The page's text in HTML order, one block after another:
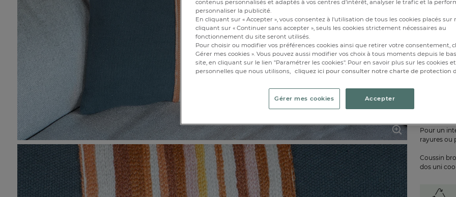
Pour un
rayures ou
Coussin
dos uni
contenus personnalisés et adaptés à vos centres d’intérêt, analyser le trafic et la
personnaliser la publicité.
En cliquant sur « Accepter », vous consentez à l'utilisation de tous les cookies placés sur
cliquant sur « Continuer sans accepter », seuls les cookies strictement nécessaires au
fonctionnement du site seront utilisés.
Pour choisir ou modifier vos préférences cookies ainsi que retirer votre consentement,
Gérer mes cookies ». Vous pouvez aussi modifier vos choix à tous moments depuis le
site, en cliquant sur le lien "Paramétrer les cookies". Pour en savoir plus sur les cookies
personnelles que nous utilisons, cliquez ici pour consulter notre charte de protection
Gérer mes cookies Accepter